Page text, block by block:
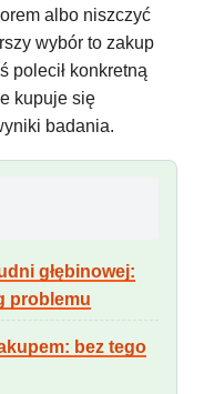
albo niszczyć
wybór to zakup
polecił konkretną
kupuje się
badania.
głębinowej:
problemu
bez tego